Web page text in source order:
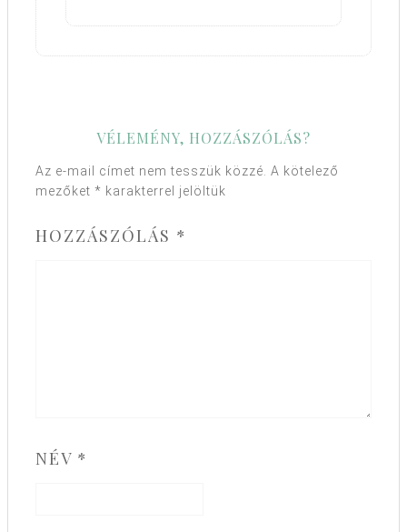
VÉLEMÉNY, HOZZÁSZÓLÁS?
Az e-mail címet nem tesszük közzé. A kötelező
mezőket * karakterrel jelöltük
HOZZÁSZÓLÁS *
NÉV *